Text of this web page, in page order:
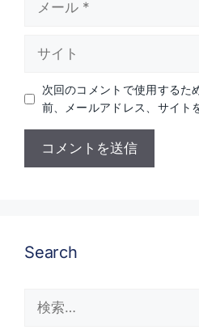
次回のコメントで使用するた
前、メールアドレス、サイト
Search
索: